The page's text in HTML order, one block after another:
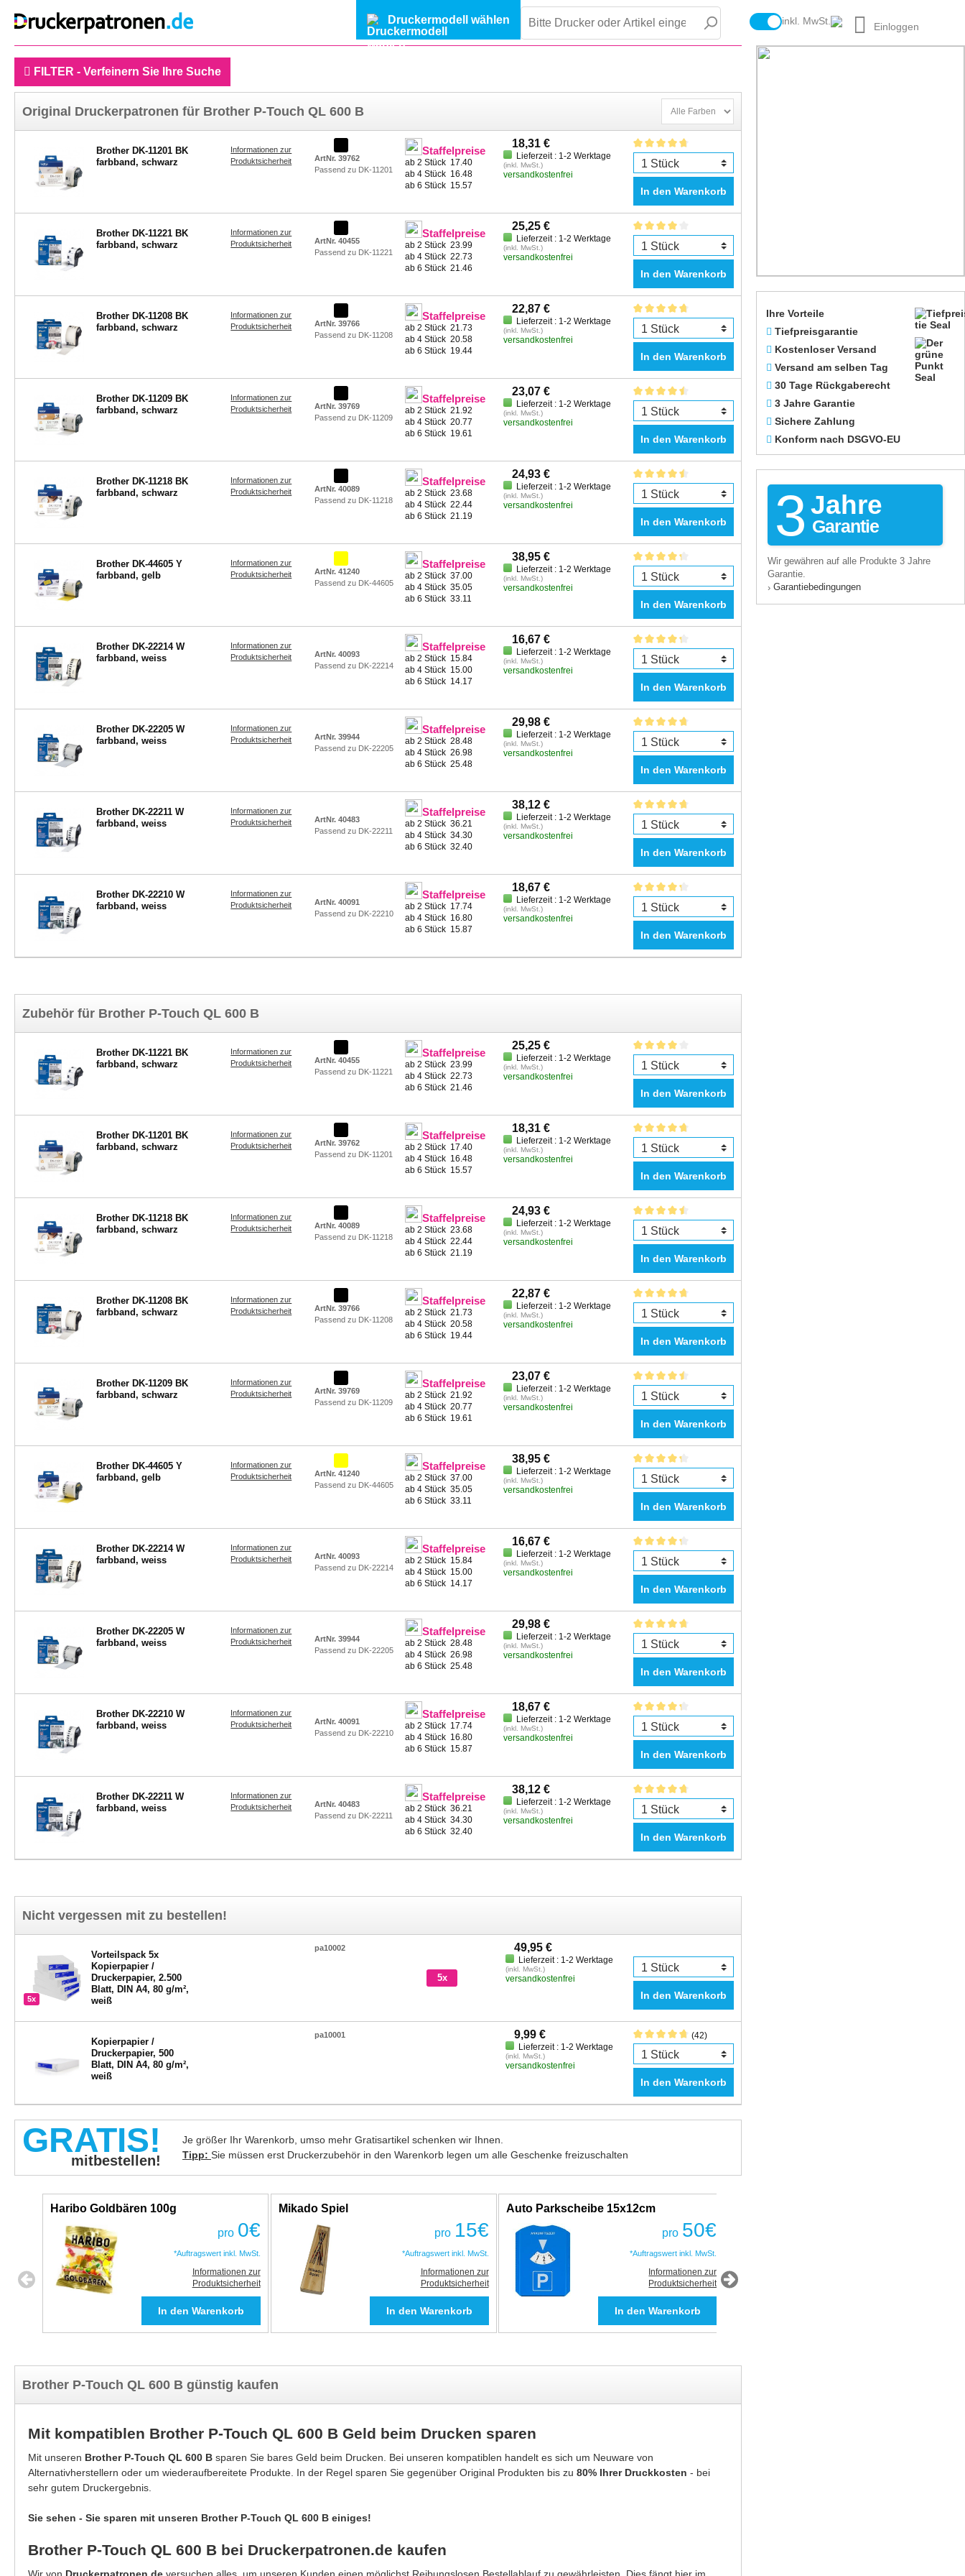
Druckermodell wählen inkl. MwSt. Einloggen
FILTER - Verfeinern Sie Ihre Suche
Original Druckerpatronen für Brother P-Touch QL 600 B
Brother DK-11201 BK
farbband, schwarz
Informationen zur
Produktsicherheit
ArtNr. 39762
Passend zu DK-11201
Staffelpreise
ab 2 Stück 17.40
ab 4 Stück 16.48
ab 6 Stück 15.57
18,31 €
Lieferzeit : 1-2 Werktage
(inkl. MwSt.)
versandkostenfrei
In den Warenkorb
Brother DK-11221 BK
farbband, schwarz
Informationen zur
Produktsicherheit
ArtNr. 40455
Passend zu DK-11221
Staffelpreise
ab 2 Stück23.99
ab 4 Stück22.73
ab 6 Stück21.46
25,25 €
Lieferzeit : 1-2 Werktage
(inkl. MwSt.)
versandkostenfrei
In den Warenkorb
Brother DK-11208 BK
farbband, schwarz
Informationen zur
Produktsicherheit
ArtNr. 39766
Passend zu DK-11208
Staffelpreise
ab 2 Stück21.73
ab 4 Stück20.58
ab 6 Stück 19.44
22,87 €
Lieferzeit : 1-2 Werktage
(inkl. MwSt.)
versandkostenfrei
In den Warenkorb
Brother DK-11209 BK
farbband, schwarz
Informationen zur
Produktsicherheit
ArtNr. 39769
Passend zu DK-11209
Staffelpreise
ab 2 Stück21.92
ab 4 Stück20.77
ab 6 Stück 19.61
23,07 €
Lieferzeit : 1-2 Werktage
(inkl. MwSt.)
versandkostenfrei
In den Warenkorb
Brother DK-11218 BK
farbband, schwarz
Informationen zur
Produktsicherheit
ArtNr. 40089
Passend zu DK-11218
Staffelpreise
ab 2 Stück23.68
ab 4 Stück22.44
ab 6 Stück21.19
24,93 €
Lieferzeit : 1-2 Werktage
(inkl. MwSt.)
versandkostenfrei
In den Warenkorb
Brother DK-44605 Y
farbband, gelb
Informationen zur
Produktsicherheit
ArtNr. 41240
Passend zu DK-44605
Staffelpreise
ab 2 Stück37.00
ab 4 Stück35.05
ab 6 Stück33.11
38,95 €
Lieferzeit : 1-2 Werktage
(inkl. MwSt.)
versandkostenfrei
In den Warenkorb
Brother DK-22214 W
farbband, weiss
Informationen zur
Produktsicherheit
ArtNr. 40093
Passend zu DK-22214
Staffelpreise
ab 2 Stück 15.84
ab 4 Stück 15.00
ab 6 Stück 14.17
16,67 €
Lieferzeit : 1-2 Werktage
(inkl. MwSt.)
versandkostenfrei
In den Warenkorb
Brother DK-22205 W
farbband, weiss
Informationen zur
Produktsicherheit
ArtNr. 39944
Passend zu DK-22205
Staffelpreise
ab 2 Stück28.48
ab 4 Stück26.98
ab 6 Stück25.48
29,98 €
Lieferzeit : 1-2 Werktage
(inkl. MwSt.)
versandkostenfrei
In den Warenkorb
Brother DK-22211 W
farbband, weiss
Informationen zur
Produktsicherheit
ArtNr. 40483
Passend zu DK-22211
Staffelpreise
ab 2 Stück36.21
ab 4 Stück34.30
ab 6 Stück32.40
38,12 €
Lieferzeit : 1-2 Werktage
(inkl. MwSt.)
versandkostenfrei
In den Warenkorb
Brother DK-22210 W
farbband, weiss
Informationen zur
Produktsicherheit
ArtNr. 40091
Passend zu DK-22210
Staffelpreise
ab 2 Stück 17.74
ab 4 Stück 16.80
ab 6 Stück 15.87
18,67 €
Lieferzeit : 1-2 Werktage
(inkl. MwSt.)
versandkostenfrei
In den Warenkorb
Zubehör für Brother P-Touch QL 600 B
Brother DK-11221 BK
farbband, schwarz
Informationen zur
Produktsicherheit
ArtNr. 40455
Passend zu DK-11221
Staffelpreise
ab 2 Stück23.99
ab 4 Stück22.73
ab 6 Stück21.46
25,25 €
Lieferzeit : 1-2 Werktage
(inkl. MwSt.)
versandkostenfrei
In den Warenkorb
Brother DK-11201 BK
farbband, schwarz
Informationen zur
Produktsicherheit
ArtNr. 39762
Passend zu DK-11201
Staffelpreise
ab 2 Stück 17.40
ab 4 Stück 16.48
ab 6 Stück 15.57
18,31 €
Lieferzeit : 1-2 Werktage
(inkl. MwSt.)
versandkostenfrei
In den Warenkorb
Brother DK-11218 BK
farbband, schwarz
Informationen zur
Produktsicherheit
ArtNr. 40089
Passend zu DK-11218
Staffelpreise
ab 2 Stück23.68
ab 4 Stück22.44
ab 6 Stück21.19
24,93 €
Lieferzeit : 1-2 Werktage
(inkl. MwSt.)
versandkostenfrei
In den Warenkorb
Brother DK-11208 BK
farbband, schwarz
Informationen zur
Produktsicherheit
ArtNr. 39766
Passend zu DK-11208
Staffelpreise
ab 2 Stück21.73
ab 4 Stück20.58
ab 6 Stück 19.44
22,87 €
Lieferzeit : 1-2 Werktage
(inkl. MwSt.)
versandkostenfrei
In den Warenkorb
Brother DK-11209 BK
farbband, schwarz
Informationen zur
Produktsicherheit
ArtNr. 39769
Passend zu DK-11209
Staffelpreise
ab 2 Stück21.92
ab 4 Stück20.77
ab 6 Stück 19.61
23,07 €
Lieferzeit : 1-2 Werktage
(inkl. MwSt.)
versandkostenfrei
In den Warenkorb
Brother DK-44605 Y
farbband, gelb
Informationen zur
Produktsicherheit
ArtNr. 41240
Passend zu DK-44605
Staffelpreise
ab 2 Stück37.00
ab 4 Stück35.05
ab 6 Stück33.11
38,95 €
Lieferzeit : 1-2 Werktage
(inkl. MwSt.)
versandkostenfrei
In den Warenkorb
Brother DK-22214 W
farbband, weiss
Informationen zur
Produktsicherheit
ArtNr. 40093
Passend zu DK-22214
Staffelpreise
ab 2 Stück 15.84
ab 4 Stück 15.00
ab 6 Stück 14.17
16,67 €
Lieferzeit : 1-2 Werktage
(inkl. MwSt.)
versandkostenfrei
In den Warenkorb
Brother DK-22205 W
farbband, weiss
Informationen zur
Produktsicherheit
ArtNr. 39944
Passend zu DK-22205
Staffelpreise
ab 2 Stück28.48
ab 4 Stück26.98
ab 6 Stück25.48
29,98 €
Lieferzeit : 1-2 Werktage
(inkl. MwSt.)
versandkostenfrei
In den Warenkorb
Brother DK-22210 W
farbband, weiss
Informationen zur
Produktsicherheit
ArtNr. 40091
Passend zu DK-22210
Staffelpreise
ab 2 Stück 17.74
ab 4 Stück 16.80
ab 6 Stück 15.87
18,67 €
Lieferzeit : 1-2 Werktage
(inkl. MwSt.)
versandkostenfrei
In den Warenkorb
Brother DK-22211 W
farbband, weiss
Informationen zur
Produktsicherheit
ArtNr. 40483
Passend zu DK-22211
Staffelpreise
ab 2 Stück36.21
ab 4 Stück34.30
ab 6 Stück32.40
38,12 €
Lieferzeit : 1-2 Werktage
(inkl. MwSt.)
versandkostenfrei
In den Warenkorb
Nicht vergessen mit zu bestellen!
5x
Vorteilspack 5x
Kopierpapier /
Druckerpapier, 2.500
Blatt, DIN A4, 80 g/m²,
weiß
pa10002
5x
49,95 €
Lieferzeit : 1-2 Werktage
(inkl. MwSt.)
versandkostenfrei
In den Warenkorb
Kopierpapier /
Druckerpapier, 500
Blatt, DIN A4, 80 g/m²,
weiß
pa10001 9,99 €
Lieferzeit : 1-2 Werktage
(inkl. MwSt.)
versandkostenfrei
(42)
In den Warenkorb
GRATIS!
mitbestellen!
Je größer Ihr Warenkorb, umso mehr Gratisartikel schenken wir Ihnen.
Tipp: Sie müssen erst Druckerzubehör in den Warenkorb legen um alle Geschenke freizuschalten
Haribo Goldbären 100g
pro 0€
*Auftragswert inkl. MwSt.
Informationen zur
Produktsicherheit
Mikado Spiel
pro 15€
*Auftragswert inkl. MwSt.
Informationen zur
Produktsicherheit
Auto Parkscheibe 15x12cm
pro 50€
*Auftragswert inkl. MwSt.
Informationen zur
Produktsicherheit
Brother P-Touch QL 600 B günstig kaufen
Mit kompatiblen Brother P-Touch QL 600 B Geld beim Drucken sparen
Mit unseren Brother P-Touch QL 600 B sparen Sie bares Geld beim Drucken. Bei unseren kompatiblen handelt es sich um Neuware von
Alternativherstellern oder um wiederaufbereitete Produkte. In der Regel sparen Sie gegenüber Original Produkten bis zu 80% Ihrer Druckkosten - bei
sehr gutem Druckergebnis.
Sie sehen - Sie sparen mit unseren Brother P-Touch QL 600 B einiges!
Brother P-Touch QL 600 B bei Druckerpatronen.de kaufen
Ihre Vorteile
Tiefpreisgarantie
Kostenloser Versand
Versand am selben Tag
30 Tage Rückgaberecht
3 Jahre Garantie
Sichere Zahlung
Konform nach DSGVO-EU
3 Jahre
Garantie
Wir gewähren auf alle Produkte 3 Jahre
Garantie.
› Garantiebedingungen